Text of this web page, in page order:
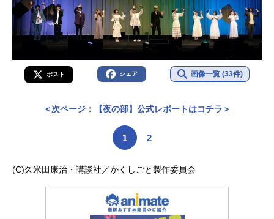
ポスト シェア 画像一覧 (33件)
＜次ページ：【夜の部】公式レポートはコチラ＞
1 2
(C)久米田康治・講談社／かくしごと製作委員会